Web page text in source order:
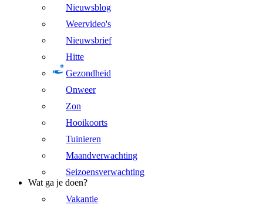
Nieuwsblog
Weervideo's
Nieuwsbrief
Hitte
Gezondheid
Onweer
Zon
Hooikoorts
Tuinieren
Maandverwachting
Seizoensverwachting
Wat ga je doen?
Vakantie